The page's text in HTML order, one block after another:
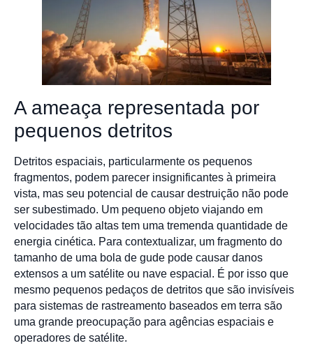
A ameaça representada por
pequenos detritos
Detritos espaciais, particularmente os pequenos
fragmentos, podem parecer insignificantes à primeira
vista, mas seu potencial de causar destruição não pode
ser subestimado. Um pequeno objeto viajando em
velocidades tão altas tem uma tremenda quantidade de
energia cinética. Para contextualizar, um fragmento do
tamanho de uma bola de gude pode causar danos
extensos a um satélite ou nave espacial. É por isso que
mesmo pequenos pedaços de detritos que são invisíveis
para sistemas de rastreamento baseados em terra são
uma grande preocupação para agências espaciais e
operadores de satélite.